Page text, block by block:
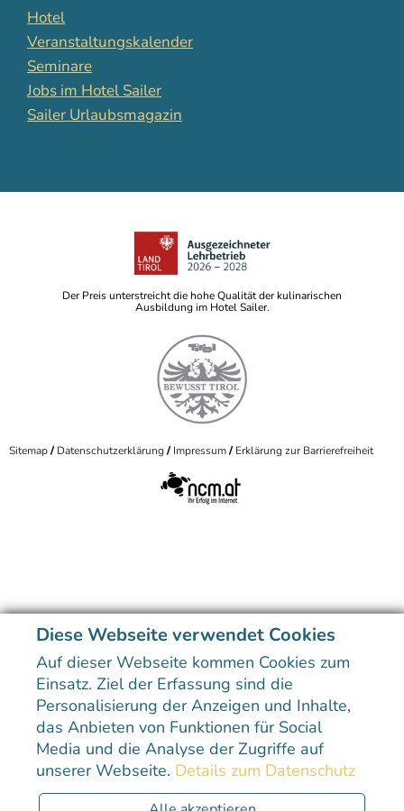
Hotel
Veranstaltungskalender
Seminare
Jobs im Hotel Sailer
Sailer Urlaubsmagazin
Der Preis unterstreicht die hohe Qualität der kulinarischen
Ausbildung im Hotel Sailer.
Sitemap Datenschutzerklärung Impressum Erklärung zur Barrierefreiheit
Diese Webseite verwendet Cookies
Auf dieser Webseite kommen Cookies zum
Einsatz. Ziel der Erfassung sind die
Personalisierung der Anzeigen und Inhalte,
das Anbieten von Funktionen für Social
Media und die Analyse der Zugriffe auf
unserer Webseite. Details zum Datenschutz